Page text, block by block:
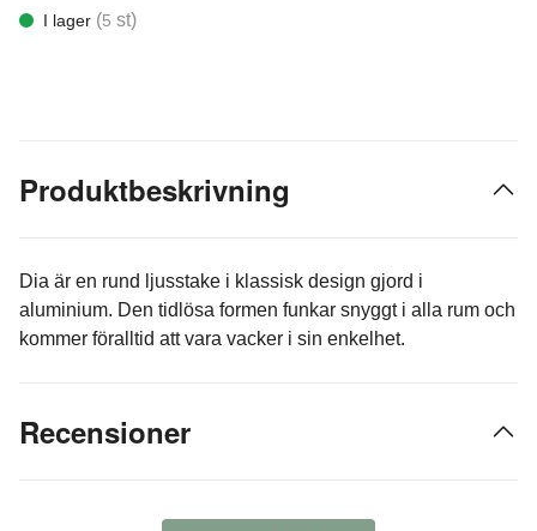
I lager (5 st)
Produktbeskrivning
Dia är en rund ljusstake i klassisk design gjord i
aluminium. Den tidlösa formen funkar snyggt i alla rum och
kommer föralltid att vara vacker i sin enkelhet.
Recensioner